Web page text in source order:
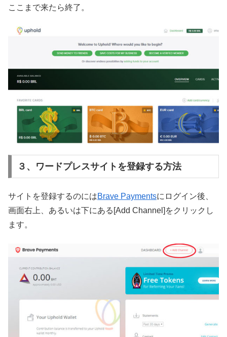
ここまで来たら終了。
３、ワードプレスサイトを登録する方法
サイトを登録するのにはBrave Paymentsにログイン後、
画面右上、あるいは下にある[Add Channel]をクリックし
ます。